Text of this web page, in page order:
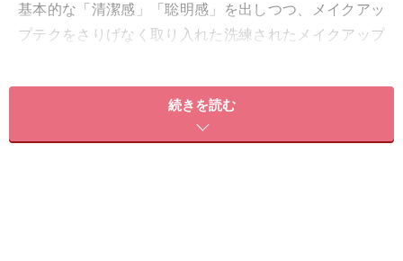
基本的な「清潔感」「聡明感」を出しつつ、メイクアッ
プテクをさりげなく取り入れた洗練されたメイクアップ
化粧品業界の就活メイクで好感度の高いメイクのやり方
続きを読む